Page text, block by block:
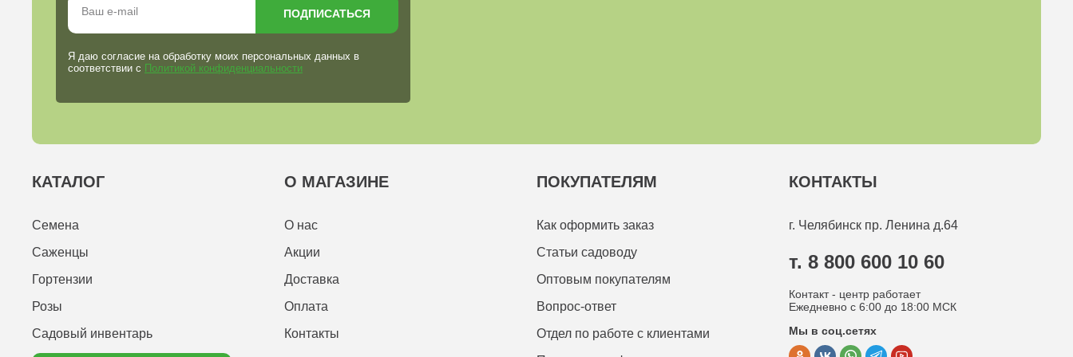
Я даю согласие на обработку моих персональных данных в
соответствии с Политикой конфиденциальности
ПОДПИСАТЬСЯ
КАТАЛОГ
Семена
Саженцы
Гортензии
Розы
Садовый инвентарь
О МАГАЗИНЕ
О нас
Акции
Доставка
Оплата
Контакты
ПОКУПАТЕЛЯМ
Как оформить заказ
Статьи садоводу
Оптовым покупателям
Вопрос-ответ
Отдел по работе с клиентами
КОНТАКТЫ
г. Челябинск пр. Ленина д.64
т. 8 800 600 10 60
Контакт - центр работает
Ежедневно с 6:00 до 18:00 МСК
Мы в соц.сетях